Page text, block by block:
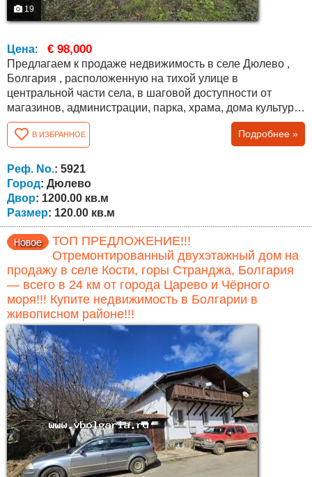
19
Цена: € 98,000
Предлагаем к продаже недвижимость в селе Дюлево ,
Болгария , расположенную на тихой улице в
центральной части села, в шаговой доступности от
магазинов, администрации, парка, храма, дома культуры
и кафе. До села ведут два разных дороги, оба в
отличном состоянии. Дом двухэтажный, общей
площадью 120 кв.м, с участком 1200 кв.м, ухоженным и
подходящим для сада, отдыха или дополнительной
В ИЗБРАННОЕ Подробнее »
Реф. No.: 5921
Город: Дюлево
Двор: 1200.00 кв.м
Размер: 120.00 кв.м
ТОП ПРЕДЛОЖЕНИЕ!!!
Отремонтированный двухэтажный дом на
продажу в селе Кости, горы Странджа, Болгария
— всего в 24 км от города Царево и Чёрного
моря!!! Купите недвижимость в Болгарии в
живописном районе!!!